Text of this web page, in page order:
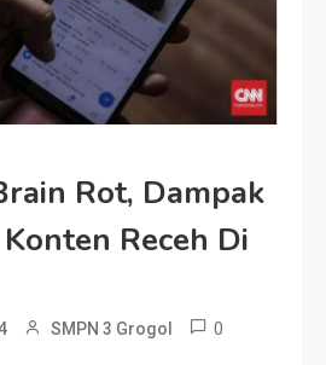
Rot, Dampak
Receh Di
SMPN 3 Grogol 0